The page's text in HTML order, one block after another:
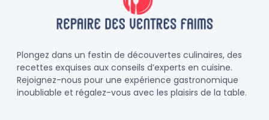
Plongez dans un festin de découvertes culinaires, des
recettes exquises aux conseils d’experts en cuisine.
Rejoignez-nous pour une expérience gastronomique
inoubliable et régalez-vous avec les plaisirs de la table.